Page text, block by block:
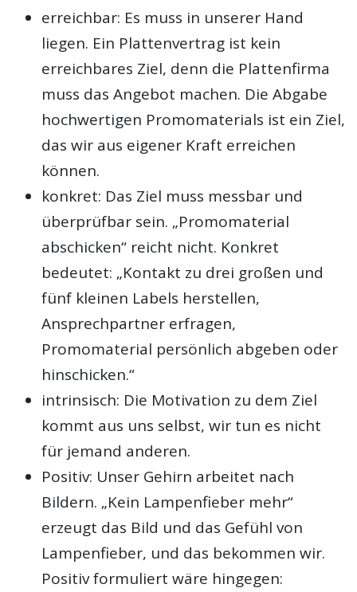
erreichbar: Es muss in unserer Hand
liegen. Ein Plattenvertrag ist kein
erreichbares Ziel, denn die Plattenfirma
muss das Angebot machen. Die Abgabe
hochwertigen Promomaterials ist ein Ziel,
das wir aus eigener Kraft erreichen
können.
konkret: Das Ziel muss messbar und
überprüfbar sein. „Promomaterial
abschicken“ reicht nicht. Konkret
bedeutet: „Kontakt zu drei großen und
fünf kleinen Labels herstellen,
Ansprechpartner erfragen,
Promomaterial persönlich abgeben oder
hinschicken.“
intrinsisch: Die Motivation zu dem Ziel
kommt aus uns selbst, wir tun es nicht
für jemand anderen.
Positiv: Unser Gehirn arbeitet nach
Bildern. „Kein Lampenfieber mehr“
erzeugt das Bild und das Gefühl von
Lampenfieber, und das bekommen wir.
Positiv formuliert wäre hingegen: